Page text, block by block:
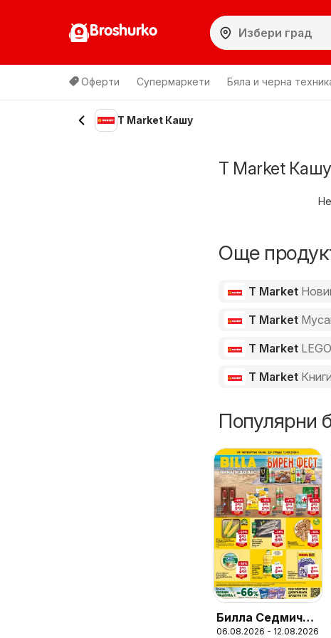
Broshurko
Оферти Супермаркети Бяла и черна
T Market Кашу
T Market
Още
T Market
T Market
T Market LEGO
T Market Книги
Популярни
Билла Седмична
брошура
06.08.2026 - 12.08.2026